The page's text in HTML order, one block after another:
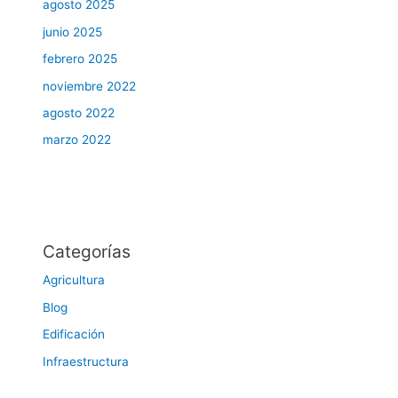
agosto 2025
junio 2025
febrero 2025
noviembre 2022
agosto 2022
marzo 2022
Categorías
Agricultura
Blog
Edificación
Infraestructura